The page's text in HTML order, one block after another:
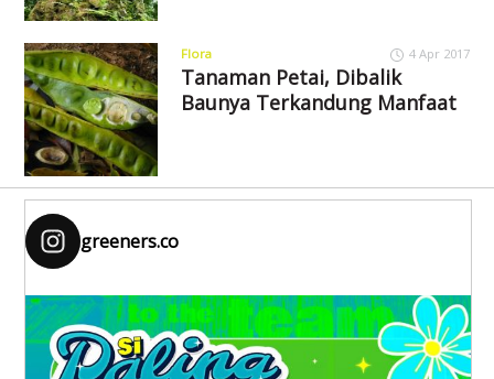
Flora 4 Apr 2017
Tanaman Petai, Dibalik
Baunya Terkandung Manfaat
greeners.co